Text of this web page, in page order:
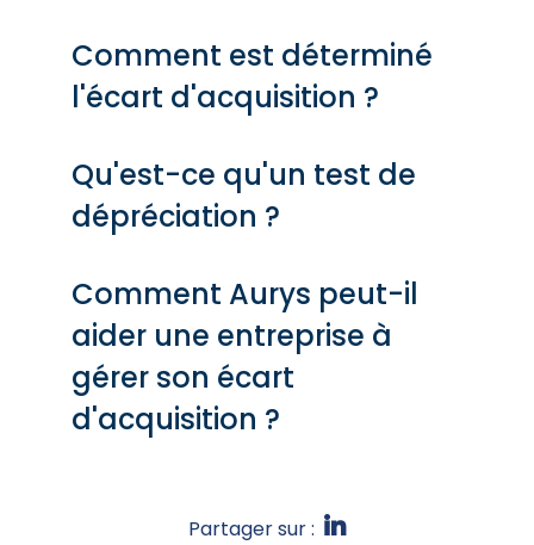
Comment est déterminé
l'écart d'acquisition ?
Qu'est-ce qu'un test de
dépréciation ?
Comment Aurys peut-il
aider une entreprise à
gérer son écart
d'acquisition ?
Partager sur :